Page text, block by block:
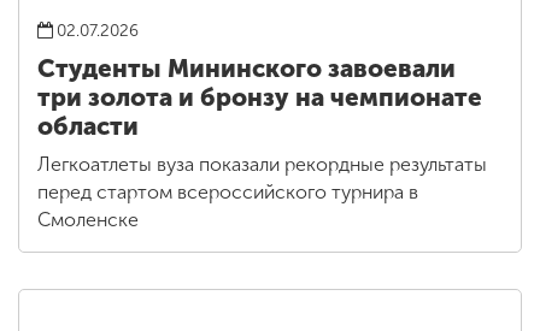
02.07.2026
Студенты Мининского завоевали
три золота и бронзу на чемпионате
области
Легкоатлеты вуза показали рекордные результаты
перед стартом всероссийского турнира в
Смоленске